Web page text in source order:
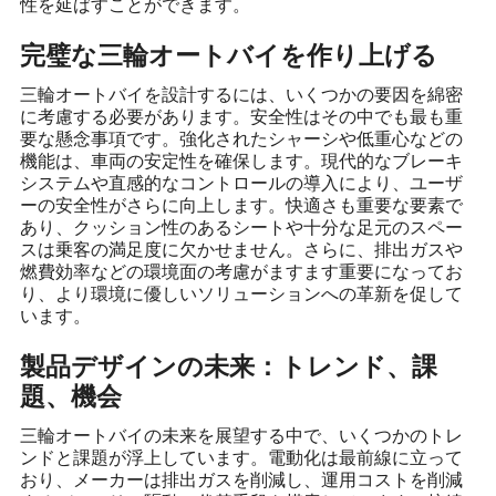
完璧な三輪オートバイを作り上げる
三輪オートバイを設計するには、いくつかの要因を綿密
に考慮する必要があります。安全性はその中でも最も重
要な懸念事項です。強化されたシャーシや低重心などの
機能は、車両の安定性を確保します。現代的なブレーキ
システムや直感的なコントロールの導入により、ユーザ
ーの安全性がさらに向上します。快適さも重要な要素で
あり、クッション性のあるシートや十分な足元のスペー
スは乗客の満足度に欠かせません。さらに、排出ガスや
燃費効率などの環境面の考慮がますます重要になってお
り、より環境に優しいソリューションへの革新を促して
います。
製品デザインの未来：トレンド、課
題、機会
三輪オートバイの未来を展望する中で、いくつかのトレ
ンドと課題が浮上しています。電動化は最前線に立って
おり、メーカーは排出ガスを削減し、運用コストを削減